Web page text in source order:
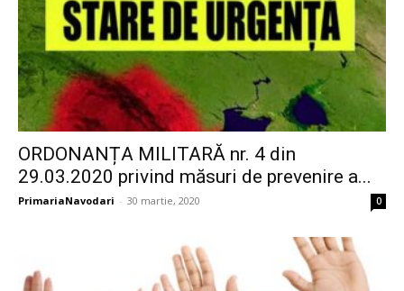
ORDONANȚA MILITARĂ nr. 4 din
29.03.2020 privind măsuri de prevenire a...
PrimariaNavodari - 30 martie, 2020 0